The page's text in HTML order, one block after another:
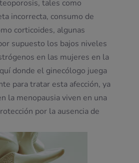
tales como
incorrecta, consumo de
corticoides, algunas
supuesto los bajos niveles
en las mujeres en la
donde el ginecólogo juega
para tratar esta afección, ya
la menopausia viven en una
por la ausencia de